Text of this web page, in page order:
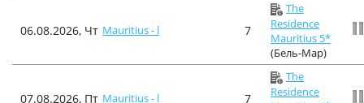
06.08.2026, Чт Mauritius - l 7
The
Residence
Mauritius 5*
(Бель-Мар)
07.08.2026, Пт Mauritius - l 7
The
Residence